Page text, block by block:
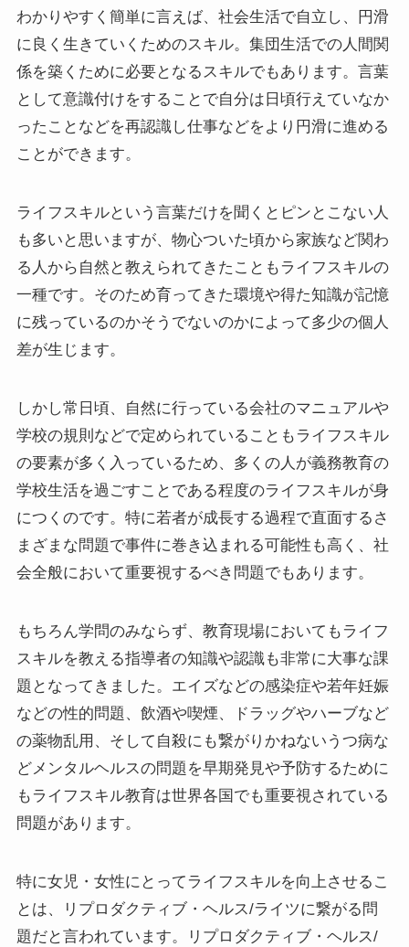
わかりやすく簡単に言えば、社会生活で自立し、円滑
に良く生きていくためのスキル。集団生活での人間関
係を築くために必要となるスキルでもあります。言葉
として意識付けをすることで自分は日頃行えていなか
ったことなどを再認識し仕事などをより円滑に進める
ことができます。
ライフスキルという言葉だけを聞くとピンとこない人
も多いと思いますが、物心ついた頃から家族など関わ
る人から自然と教えられてきたこともライフスキルの
一種です。そのため育ってきた環境や得た知識が記憶
に残っているのかそうでないのかによって多少の個人
差が生じます。
しかし常日頃、自然に行っている会社のマニュアルや
学校の規則などで定められていることもライフスキル
の要素が多く入っているため、多くの人が義務教育の
学校生活を過ごすことである程度のライフスキルが身
につくのです。特に若者が成長する過程で直面するさ
まざまな問題で事件に巻き込まれる可能性も高く、社
会全般において重要視するべき問題でもあります。
もちろん学問のみならず、教育現場においてもライフ
スキルを教える指導者の知識や認識も非常に大事な課
題となってきました。エイズなどの感染症や若年妊娠
などの性的問題、飲酒や喫煙、ドラッグやハーブなど
の薬物乱用、そして自殺にも繋がりかねないうつ病な
どメンタルヘルスの問題を早期発見や予防するために
もライフスキル教育は世界各国でも重要視されている
問題があります。
特に女児・女性にとってライフスキルを向上させるこ
とは、リプロダクティブ・ヘルス/ライツに繋がる問
題だと言われています。リプロダクティブ・ヘルス/